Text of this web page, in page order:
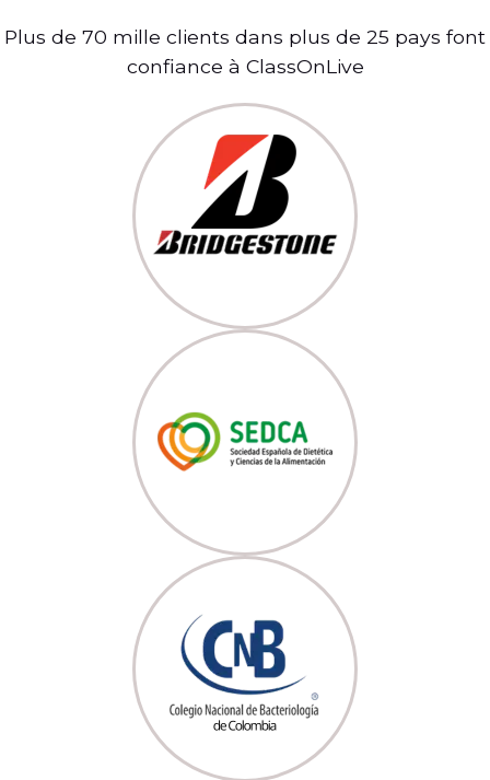
Plus de 70 mille clients dans plus de 25 pays font
confiance à ClassOnLive